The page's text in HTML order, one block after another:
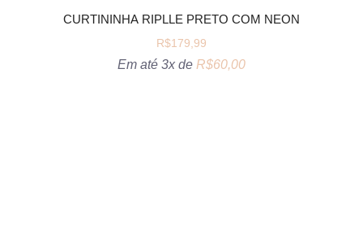
CURTININHA RIPLLE PRETO COM NEON
R$179,99
Em até 3x de R$60,00